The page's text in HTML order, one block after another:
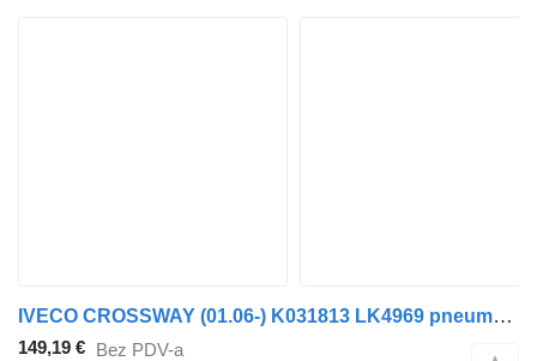
IVECO CROSSWAY (01.06-) K031813 LK4969 pneumatski kompresor za Irisbus Arway, Crossway, Crealis, Magelys, Proway, Daily Tourys (2006-) autobusa
149,19 € Bez PDV-a